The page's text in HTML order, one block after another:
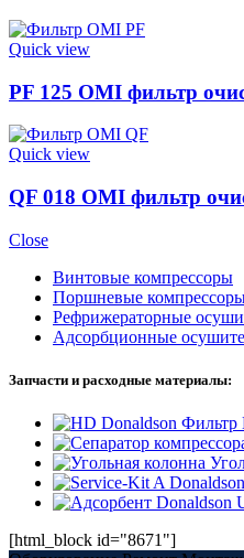
Quick view
PF 125 OMI фильтр
Quick view
QF 018 OMI фильтр
Close
Винтовые компрессоры
Поршневые
Рефрижераторные
Адсорбционные
Запчасти и расходные материалы:
Фильтр
[html_block id="8671"]